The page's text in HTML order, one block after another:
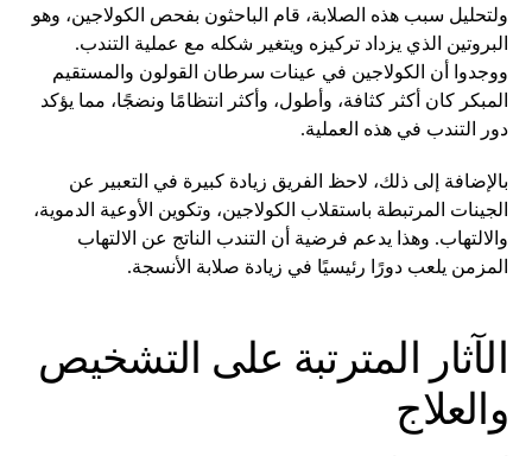
ولتحليل سبب هذه الصلابة، قام الباحثون بفحص الكولاجين، وهو
البروتين الذي يزداد تركيزه ويتغير شكله مع عملية التندب.
ووجدوا أن الكولاجين في عينات سرطان القولون والمستقيم
المبكر كان أكثر كثافة، وأطول، وأكثر انتظامًا ونضجًا، مما يؤكد
دور التندب في هذه العملية.
بالإضافة إلى ذلك، لاحظ الفريق زيادة كبيرة في التعبير عن
الجينات المرتبطة باستقلاب الكولاجين، وتكوين الأوعية الدموية،
والالتهاب. وهذا يدعم فرضية أن التندب الناتج عن الالتهاب
المزمن يلعب دورًا رئيسيًا في زيادة صلابة الأنسجة.
الآثار المترتبة على التشخيص
والعلاج